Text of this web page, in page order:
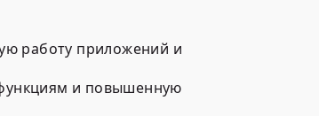
работу приложений и
и повышенную